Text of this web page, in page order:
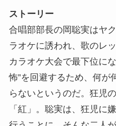
ストーリー
合唱部部長の岡聡実はヤ
ラオケに誘われ、歌のレ
カラオケ大会で最下位に
怖”を回避するため、何が
らないというのだ。狂児
「紅」。聡実は、狂児に